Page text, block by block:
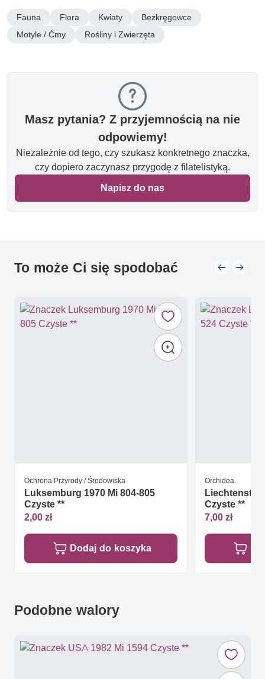
Fauna Flora Kwiaty
Bezkręgowce
Motyle / Ćmy
Rośliny i Zwierzęta
Masz pytania? Z przyjemnością na nie
odpowiemy!
Niezależnie od tego, czy szukasz konkretnego znaczka,
czy dopiero zaczynasz przygodę z filatelistyką.
Napisz do nas
To może Ci się spodobać
Ochrona Przyrody / Środowiska
Luksemburg 1970 Mi 804-805
Czyste **
2,00 zł
Dodaj do koszyka
Orchidea
Czyste **
7,00 zł
Podobne walory